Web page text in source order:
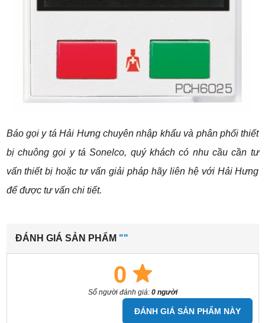
Báo gọi y tá Hải Hưng chuyên nhập khẩu và phân phối thiết
bị chuông gọi y tá Sonelco, quý khách có nhu cầu cần tư
vấn thiết bị hoặc tư vấn giải pháp hãy liên hệ với Hải Hưng
để được tư vấn chi tiết.
ĐÁNH GIÁ SẢN PHẨM ""
0
Số người đánh giá: 0 người
ĐÁNH GIÁ SẢN PHẨM NÀY